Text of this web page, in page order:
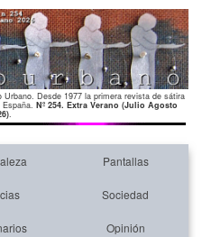
Urbano. Desde 1977 la primera revista de sátira
Nº 254. Extra Verano (Julio Agosto
.
Pantallas
Sociedad
Opinión